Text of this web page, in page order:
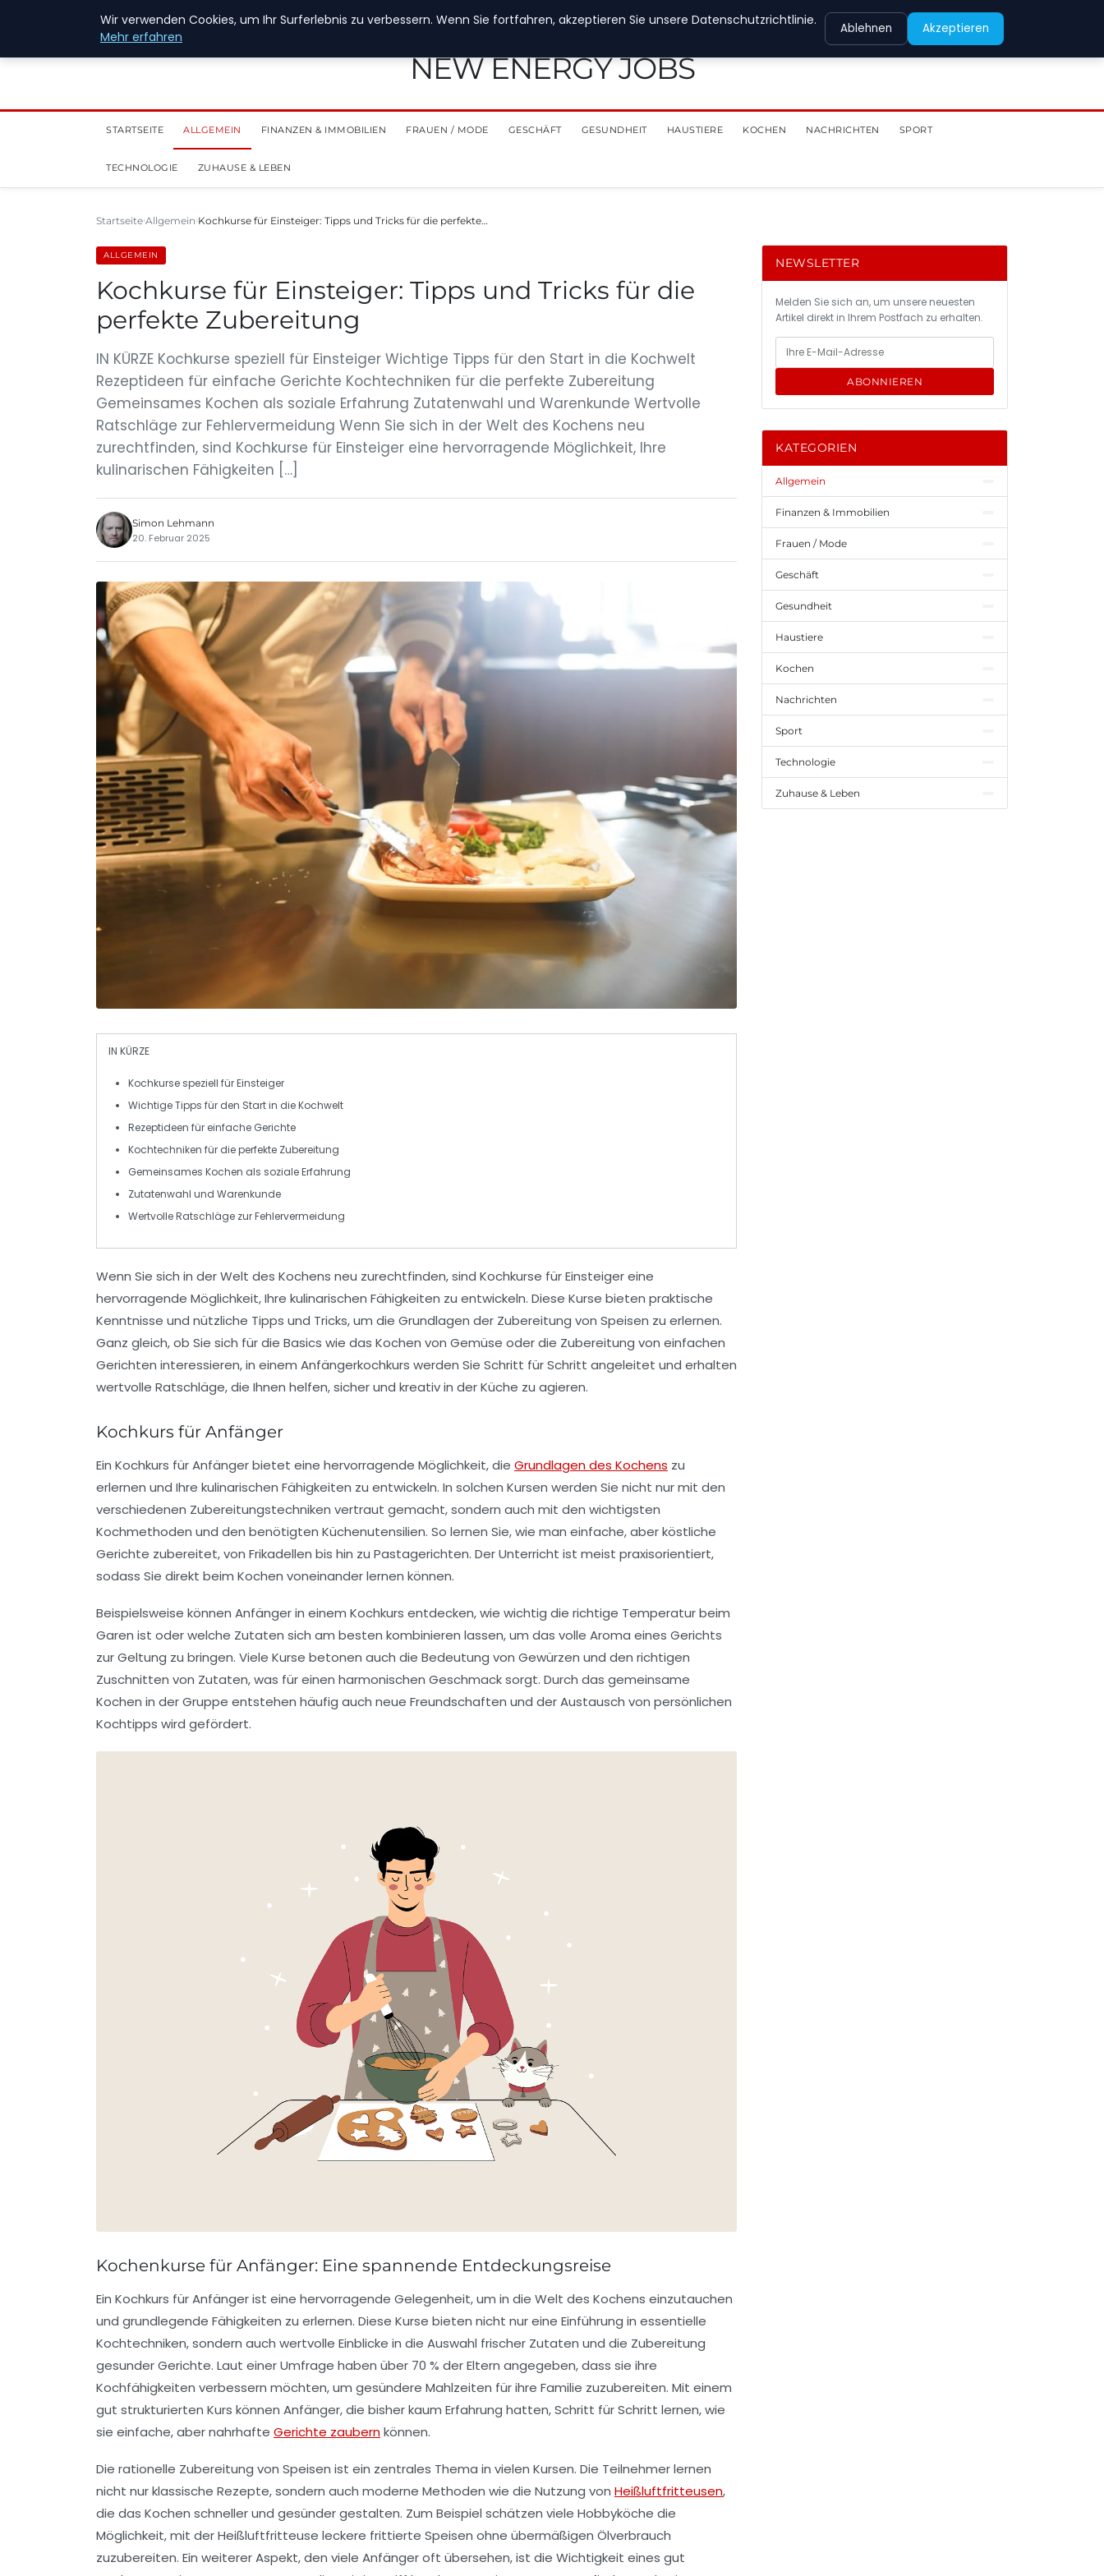
28. Juli 2026
NEW ENERGY JOBS
STARTSEITE ALLGEMEIN FINANZEN & IMMOBILIEN FRAUEN / MODE GESCHÄFT GESUNDHEIT HAUSTIERE KOCHEN NACHRICHTEN SPORT
TECHNOLOGIE ZUHAUSE & LEBEN
Startseite Allgemein Kochkurse für Einsteiger: Tipps und Tricks für die perfekte…
ALLGEMEIN
Kochkurse für Einsteiger: Tipps und Tricks für die
perfekte Zubereitung
IN KÜRZE Kochkurse speziell für Einsteiger Wichtige Tipps für den Start in die Kochwelt
Rezeptideen für einfache Gerichte Kochtechniken für die perfekte Zubereitung
Gemeinsames Kochen als soziale Erfahrung Zutatenwahl und Warenkunde Wertvolle
Ratschläge zur Fehlervermeidung Wenn Sie sich in der Welt des Kochens neu
zurechtfinden, sind Kochkurse für Einsteiger eine hervorragende Möglichkeit, Ihre
kulinarischen Fähigkeiten […]
Simon Lehmann
20. Februar 2025
IN KÜRZE
Kochkurse speziell fürEinsteiger
Wichtige Tipps für den Startin die Kochwelt
Rezeptideen für einfache Gerichte
Kochtechniken für die perfekte Zubereitung
Gemeinsames Kochen als soziale Erfahrung
Zutatenwahl und Warenkunde
WertvolleRatschläge zur Fehlervermeidung
Wenn Sie sich in der Welt des Kochens neu zurechtfinden, sind Kochkurse für Einsteigereine
hervorragende Möglichkeit, Ihre kulinarischen Fähigkeiten zu entwickeln. Diese Kurse bieten praktische
Kenntnisse und nützliche Tipps und Tricks, um die Grundlagen der Zubereitung von Speisen zu erlernen.
Ganz gleich, ob Sie sich für die Basics wie das Kochen von Gemüse oder die Zubereitung von einfachen
Gerichten interessieren, in einem Anfängerkochkurs werden Sie Schritt für Schritt angeleitet und erhalten
wertvolle Ratschläge, die Ihnen helfen, sicher und kreativ in der Küche zu agieren.
Kochkurs für Anfänger
Ein Kochkurs für Anfängerbietet eine hervorragende Möglichkeit, die Grundlagen des Kochens zu
erlernen und Ihre kulinarischen Fähigkeiten zu entwickeln. In solchen Kursen werden Sie nicht nur mit den
verschiedenen Zubereitungstechniken vertraut gemacht, sondern auch mit den wichtigsten
Kochmethoden und den benötigten Küchenutensilien. So lernen Sie, wie man einfache, aber köstliche
Gerichte zubereitet, von Frikadellen bis hin zu Pastagerichten. Der Unterricht ist meist praxisorientiert,
sodass Sie direkt beim Kochen voneinander lernen können.
Beispielsweise können Anfänger in einem Kochkurs entdecken, wie wichtig die richtige Temperatur beim
Garen ist oder welche Zutaten sich am besten kombinieren lassen, um das volle Aroma eines Gerichts
zur Geltung zu bringen. Viele Kurse betonen auch die Bedeutung von Gewürzen und den richtigen
Zuschnitten von Zutaten, was für einen harmonischen Geschmack sorgt. Durch das gemeinsame
Kochen in der Gruppe entstehen häufig auch neue Freundschaften und der Austausch von persönlichen
Kochtipps wird gefördert.
Kochenkurse für Anfänger: Eine spannende Entdeckungsreise
Ein Kochkurs für Anfängerist eine hervorragende Gelegenheit, um in die Welt des Kochens einzutauchen
und grundlegende Fähigkeiten zu erlernen. Diese Kurse bieten nicht nur eine Einführung in essentielle
Kochtechniken, sondern auch wertvolle Einblicke in die Auswahl frischer Zutaten und die Zubereitung
gesunder Gerichte. Laut einer Umfrage haben über 70 % der Eltern angegeben, dass sie ihre
Kochfähigkeiten verbessern möchten, um gesündere Mahlzeiten für ihre Familie zuzubereiten. Mit einem
gut strukturierten Kurs können Anfänger, die bisher kaum Erfahrung hatten, Schritt für Schritt lernen, wie
sie einfache, aber nahrhafte Gerichte zaubernkönnen.
Die rationelle Zubereitung von Speisen ist ein zentrales Thema in vielen Kursen. Die Teilnehmer lernen
nicht nur klassische Rezepte, sondern auch moderne Methoden wie die Nutzung von Heißluftfritteusen,
die das Kochen schneller und gesünder gestalten. Zum Beispiel schätzen viele Hobbyköche die
Möglichkeit, mit der Heißluftfritteuse leckere frittierte Speisen ohne übermäßigen Ölverbrauch
zuzubereiten. Ein weiterer Aspekt, den viele Anfänger oft übersehen, ist die Wichtigkeit eines gut
NEWSLETTER
Melden Sie sich an, um unsere neuesten
Artikel direkt in Ihrem Postfach zu erhalten.
ABONNIEREN
KATEGORIEN
Allgemein
Finanzen & Immobilien
Frauen / Mode
Geschäft
Gesundheit
Haustiere
Kochen
Nachrichten
Sport
Technologie
Zuhause & Leben
Wir verwenden Cookies, um Ihr Surferlebnis zu verbessern. Wenn Sie fortfahren, akzeptieren Sie unsere Datenschutzrichtlinie.
Mehr erfahren
Ablehnen Akzeptieren